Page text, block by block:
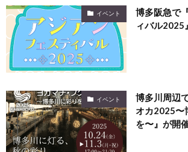
イベント
博多阪急で
ィバル2025
イベント
博多川周辺
オカ2025〜
を〜』が開